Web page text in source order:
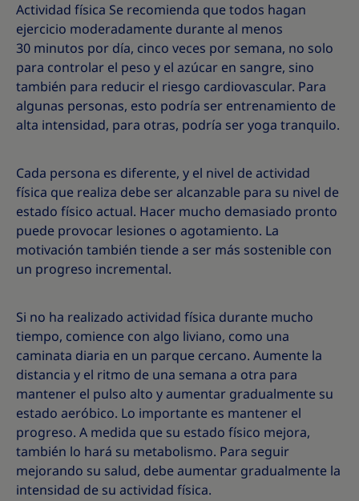
Actividad física Se recomienda que todos hagan
ejercicio moderadamente durante al menos
30 minutos por día, cinco veces por semana, no solo
para controlar el peso y el azúcar en sangre, sino
también para reducir el riesgo cardiovascular. Para
algunas personas, esto podría ser entrenamiento de
alta intensidad, para otras, podría ser yoga tranquilo.
Cada persona es diferente, y el nivel de actividad
física que realiza debe ser alcanzable para su nivel de
estado físico actual. Hacer mucho demasiado pronto
puede provocar lesiones o agotamiento. La
motivación también tiende a ser más sostenible con
un progreso incremental.
Si no ha realizado actividad física durante mucho
tiempo, comience con algo liviano, como una
caminata diaria en un parque cercano. Aumente la
distancia y el ritmo de una semana a otra para
mantener el pulso alto y aumentar gradualmente su
estado aeróbico. Lo importante es mantener el
progreso. A medida que su estado físico mejora,
también lo hará su metabolismo. Para seguir
mejorando su salud, debe aumentar gradualmente la
intensidad de su actividad física.